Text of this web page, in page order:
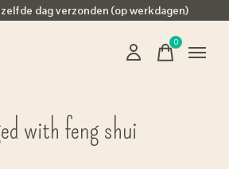
dag verzonden (op werkdagen)
0items
with feng shui